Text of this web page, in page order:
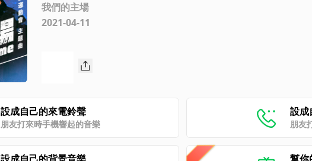
我們的主場
2021-04-11
設成自己的來電鈴聲
朋友打來時手機響起的音樂
設成
朋友